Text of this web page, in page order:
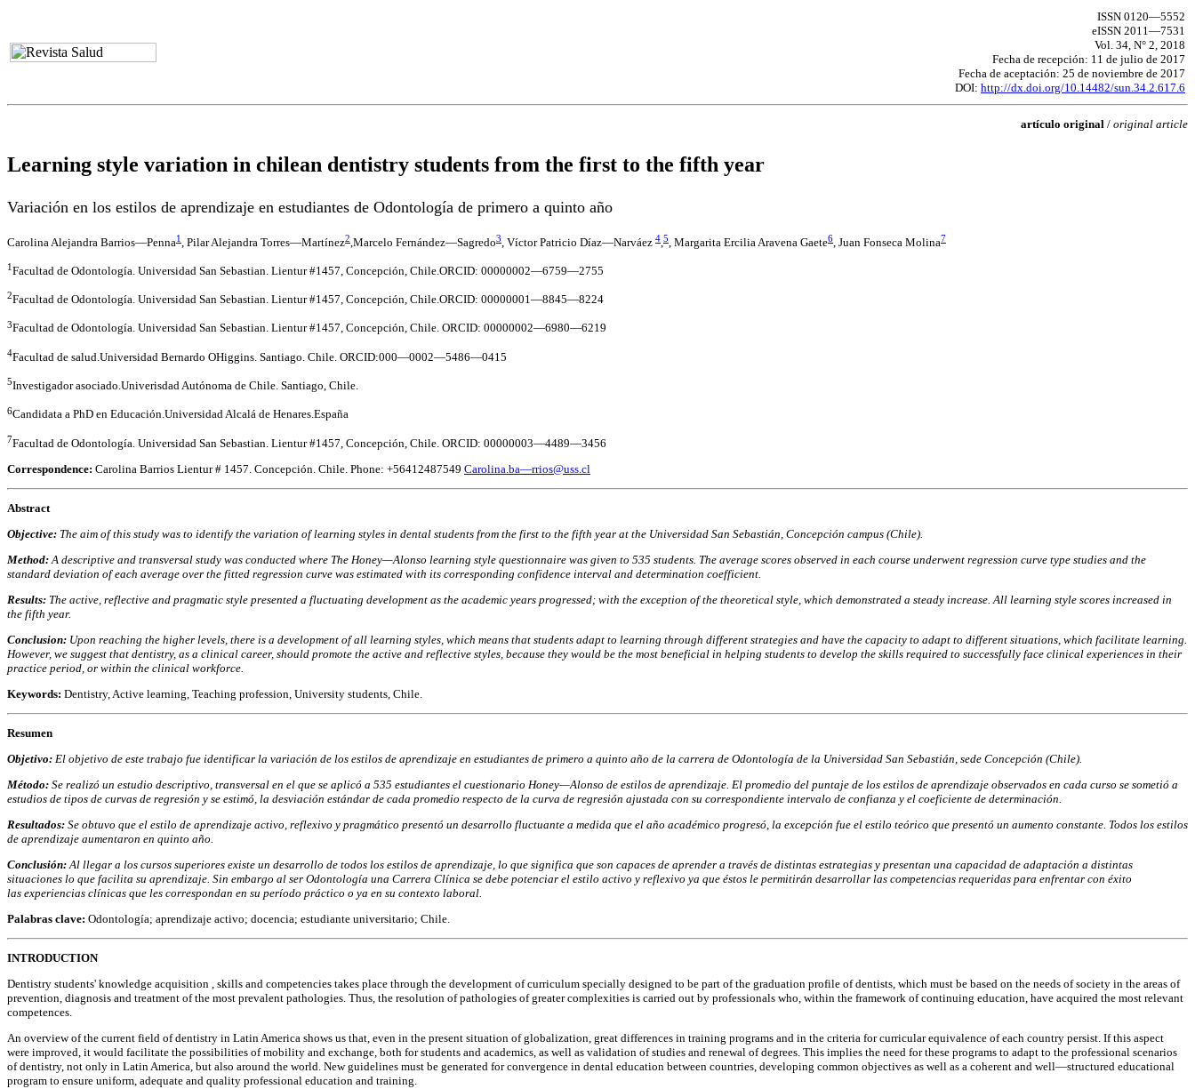
ISSN 0120—5552
eISSN 2011—7531
Vol. 34, N° 2, 2018
Fecha de recepción: 11 de julio de 2017
Fecha de aceptación: 25 de noviembre de 2017
DOI: http://dx.doi.org/10.14482/sun.34.2.617.6
artículo original / original article
Learning style variation in chilean dentistry students from the first to the fifth year
Variación en los estilos de aprendizaje en estudiantes de Odontología de primero a quinto año
Carolina Alejandra Barrios—Penna1 , Pilar Alejandra Torres—Martínez2 ,Marcelo Fernández—Sagredo3 , Víctor Patricio Díaz—Narváez 4 5 , Margarita Ercilia Aravena Gaete6 , Juan Fonseca Molina7
1Facultad de Odontología. Universidad San Sebastian. Lientur #1457, Concepción, Chile.ORCID: 00000002—6759—2755
2Facultad de Odontología. Universidad San Sebastian. Lientur #1457, Concepción, Chile.ORCID: 00000001—8845—8224
3Facultad de Odontología. Universidad San Sebastian. Lientur #1457, Concepción, Chile. ORCID: 00000002—6980—6219
4Facultad de salud.Universidad Bernardo OHiggins. Santiago. Chile. ORCID:000—0002—5486—0415
5Investigador asociado.Univerisdad Autónoma de Chile. Santiago, Chile.
6Candidata a PhD en Educación.Universidad Alcalá de Henares.España
7Facultad de Odontología. Universidad San Sebastian. Lientur #1457, Concepción, Chile. ORCID: 00000003—4489—3456
Correspondence: Carolina Barrios Lientur # 1457. Concepción. Chile. Phone: +56412487549 Carolina.ba—rrios@uss.cl
Abstract
Objective: The aim of this study was to identify the variation of learning styles in dental students from the first to the fifth year at the Universidad San Sebastián, Concepción campus (Chile).
Method:A descriptive and transversal study was conducted where The Honey—Alonso learning style questionnaire was given to 535 students. The average scores observed in each course underwent regression curve type studies and the
standard deviation of each average over the fitted regression curve was estimated with its corresponding confidence interval and determination coefficient.
Results: The active, reflective and pragmatic style presented a fluctuating development as the academic years progressed; with the exception of the theoretical style, which demonstrated a steady increase. All learning style scores increased in
the fifth year.
Conclusion: Upon reaching the higher levels, there is a development of all learning styles, which means that students adapt to learning through different strategies and have the capacity to adapt to different situations, which facilitate learning.
However, we suggest that dentistry, as a clinical career, should promote the active and reflective styles, because they would be the most beneficial in helping students to develop the skills required to successfully face clinical experiences in their
practice period, or within the clinical workforce.
Keywords: Dentistry, Active learning, Teaching profession, University students, Chile.
Resumen
Objetivo: El objetivo de este trabajo fue identificar la variación de los estilos de aprendizaje en estudiantes de primero a quinto año de la carrera de Odontología de la Universidad San Sebastián, sede Concepción (Chile).
Método: Se realizó un estudio descriptivo, transversal en el que se aplicó a 535 estudiantes el cuestionario Honey—Alonso de estilos de aprendizaje. El promedio del puntaje de los estilos de aprendizaje observados en cada curso se sometió a
estudios de tipos de curvas de regresión y se estimó, la desviación estándar de cada promedio respecto de la curva de regresión ajustada con su correspondiente intervalo de confianza y el coeficiente de determinación.
Resultados: Se obtuvo que el estilo de aprendizaje activo, reflexivo y pragmático presentó un desarrollo fluctuante a medida que el año académico progresó, la excepción fue el estilo teórico que presentó un aumento constante. Todos los estilos
de aprendizaje aumentaron en quinto año.
Conclusión:Al llegar a los cursos superiores existe un desarrollo de todos los estilos de aprendizaje, lo que significa que son capaces de aprender a través de distintas estrategias y presentan una capacidad de adaptación a distintas
situaciones lo que facilita su aprendizaje. Sin embargo al ser Odontología una Carrera Clínica se debe potenciar el estilo activo y reflexivo ya que éstos le permitirán desarrollar las competencias requeridas para enfrentar con éxito
las experiencias clínicas que les correspondan en su período práctico o ya en su contexto laboral.
Palabras clave: Odontología; aprendizaje activo; docencia; estudiante universitario; Chile.
INTRODUCTION
Dentistry students' knowledge acquisition , skills and competencies takes place through the development of curriculum specially designed to be part of the graduation profile of dentists, which must be based on the needs of society in the areas of
prevention, diagnosis and treatment of the most prevalent pathologies. Thus, the resolution of pathologies of greater complexities is carried out by professionals who, within the framework of continuing education, have acquired the most relevant
competences.
An overview of the current field of dentistry in Latin America shows us that, even in the present situation of globalization, great differences in training programs and in the criteria for curricular equivalence of each country persist. If this aspect
were improved, it would facilitate the possibilities of mobility and exchange, both for students and academics, as well as validation of studies and renewal of degrees. This implies the need for these programs to adapt to the professional scenarios
of dentistry, not only in Latin America, but also around the world. New guidelines must be generated for convergence in dental education between countries, developing common objectives as well as a coherent and well—structured educational
program to ensure uniform, adequate and quality professional education and training.